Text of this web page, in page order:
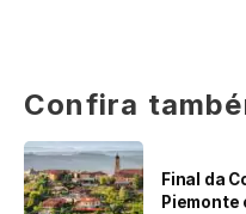
Confira
Final da
Piemonte